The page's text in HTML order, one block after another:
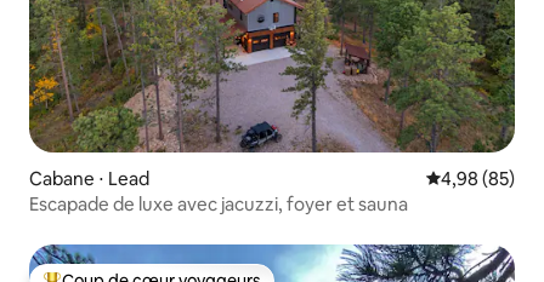
Cabane ⋅ Lead Évaluation
4,98 (85)
Escapade de luxe avec jacuzzi, foyer et sauna